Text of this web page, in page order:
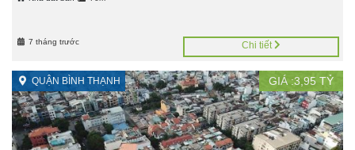
7 tháng trước Chi tiết
QUẬN BÌNH THẠNH GIÁ :3,95 TỶ